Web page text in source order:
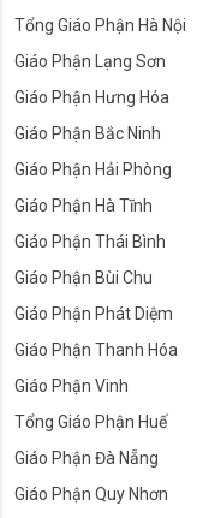
Tổng Giáo Phận Hà Nội
Giáo Phận Lạng Sơn
Giáo Phận Hưng Hóa
Giáo Phận Bắc Ninh
Giáo Phận Hải Phòng
Giáo Phận Hà Tĩnh
Giáo Phận Thái Bình
Giáo Phận Bùi Chu
Giáo Phận Phát Diệm
Giáo Phận Thanh Hóa
Giáo Phận Vinh
Tổng Giáo Phận Huế
Giáo Phận Đà Nẵng
Giáo Phận Quy Nhơn